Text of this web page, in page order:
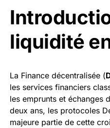
liquidité
La Finance décentralisée (
les services financiers
les emprunts et échanges
deux ans, les protocoles
majeure partie de cette